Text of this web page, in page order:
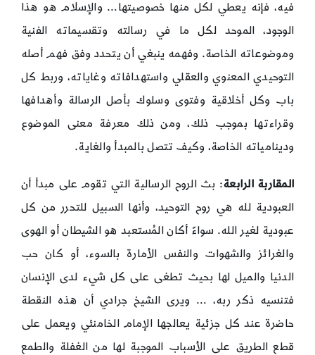
فيه، فإنه يعطي لكل منها خصوصيتها… والإسلام هو هذا
الوجود، الموحد لكل ما في رسالته وتقسيماته الفنية
وموضوعاته الخاصة. وفهمه ينبغي أن يتحدد وفق فهم أصله
التوحيدي المعنوي والعقلي واستهدافاته وغاياته، وربط كل
باب وكل أخلاقية وفتوى وسلوك بأصل الرسالة وأهدافها
وقراءتها بموجب ذلك، ومن ذلك معرفة معنى الموضوع
ودينامياته الخاصة، وكيف تتصل بالمبدأ والغاية.
المقاربة الرابعة: بث الروح الرسالية التي تقوم على مبدأ أن
العبودية لله هي روح التوحيد، وأنها السبيل للتحرر من كل
عبودية لغير الله. سواءً أكان المُستعبد هو الشيطان أو الهوى
والغرائز والشهوات والنفس الأمارة بالسوء، أو كان حب
الدنيا والميل لها بحيث تطغى على كل شيء لدى الإنسان
فتنسيه ذكر ربه، … ويرى الشيخ جرادي أن هذه النقطة
حاضرة عند كل جزئية يعالجها الإمام الخامنئي ويعمل على
قطع الطريق على الأسباب الموجبة لها من الغفلة والطمع